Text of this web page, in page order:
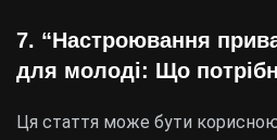
7. “Настроювання
для молоді: Що
Ця стаття може бути корисною